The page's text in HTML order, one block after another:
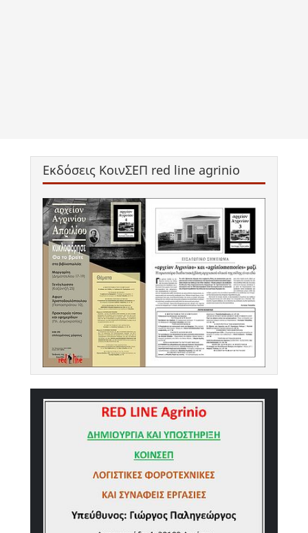
Εκδόσεις ΚοινΣΕΠ red line agrinio